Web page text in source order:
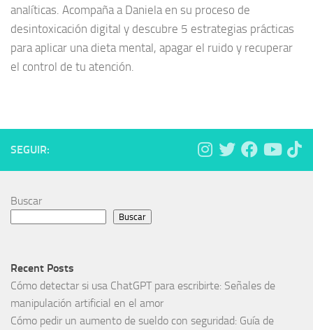
analíticas. Acompaña a Daniela en su proceso de
desintoxicación digital y descubre 5 estrategias prácticas
para aplicar una dieta mental, apagar el ruido y recuperar
el control de tu atención.
SEGUIR:
Buscar
Buscar
Recent Posts
Cómo detectar si usa ChatGPT para escribirte: Señales de
manipulación artificial en el amor
Cómo pedir un aumento de sueldo con seguridad: Guía de